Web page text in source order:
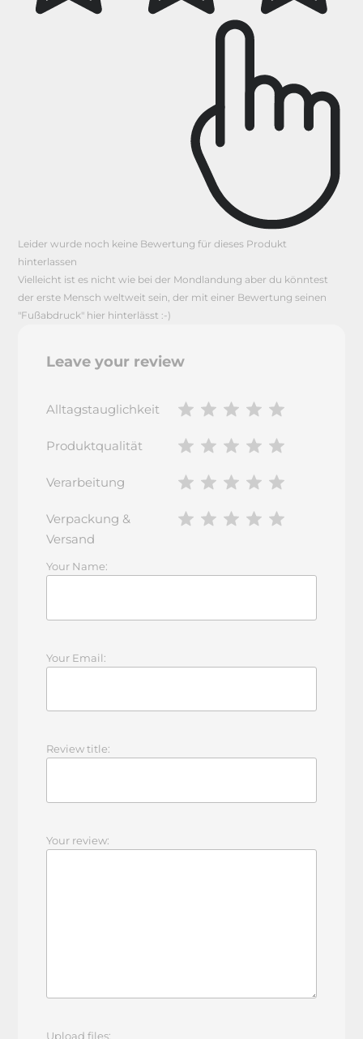
Leider wurde noch keine Bewertung für dieses Produkt
hinterlassen
Vielleicht ist es nicht wie bei der Mondlandung aber du könntest
der erste Mensch weltweit sein, der mit einer Bewertung seinen
"Fußabdruck" hier hinterlässt :-)
Leave your review
Alltagstauglichkeit
Produktqualität
Verarbeitung
Verpackung &
Versand
Your Name:
Your Email:
Review title:
Your review:
Upload files: